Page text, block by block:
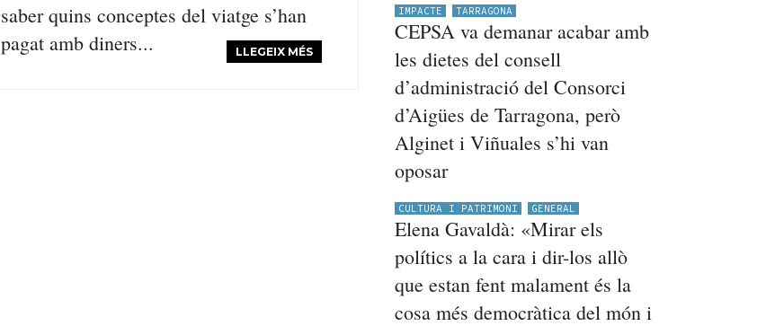
saber quins conceptes del viatge s’han
pagat amb diners...
LLEGEIX MÉS
IMPACTE TARRAGONA
CEPSA va demanar acabar amb
les dietes del consell
d’administració del Consorci
d’Aigües de Tarragona, però
Alginet i Viñuales s’hi van
oposar
CULTURA I PATRIMONI GENERAL
Elena Gavaldà: «Mirar els
polítics a la cara i dir-los allò
que estan fent malament és la
cosa més democràtica del món i